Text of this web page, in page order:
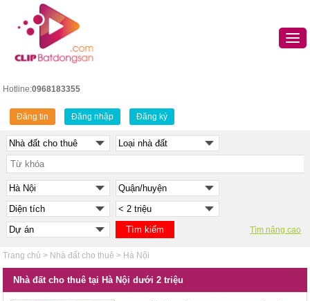
Hotline:0968183355
Đăng tin Đăng nhập Đăng ký
Tìm nâng cao
Trang chủ > Nhà đất cho thuê > Hà Nội
Nhà đất cho thuê tại Hà Nội dưới 2 triệu